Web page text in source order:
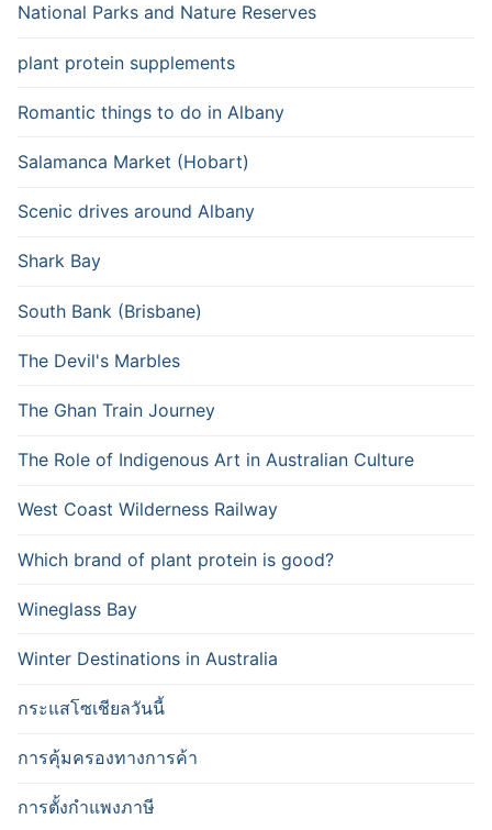
National Parks and Nature Reserves
plant protein supplements
Romantic things to do in Albany
Salamanca Market (Hobart)
Scenic drives around Albany
Shark Bay
South Bank (Brisbane)
The Devil's Marbles
The Ghan Train Journey
The Role of Indigenous Art in Australian Culture
West Coast Wilderness Railway
Which brand of plant protein is good?
Wineglass Bay
Winter Destinations in Australia
กระแสโซเชียลวันนี้
การคุ้มครองทางการค้า
การตั้งกำแพงภาษี